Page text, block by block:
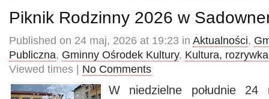
Piknik Rodzinny 2026 w
Published on 24 maj, 2026 at 19:23 in Aktualności,
Publiczna, Gminny Ośrodek Kultury, Kultura,
Viewed times | No Comments
W niedzielne południe 24